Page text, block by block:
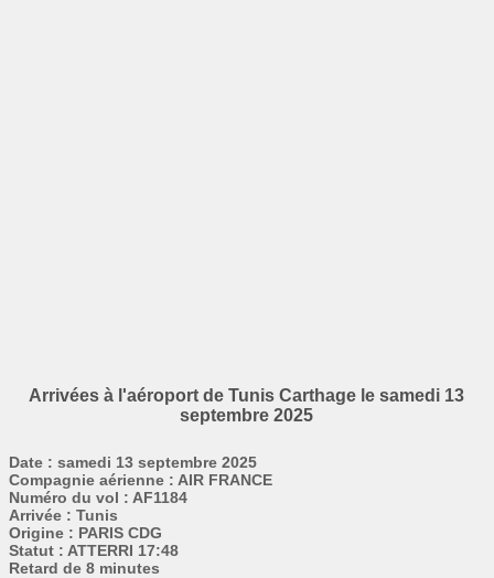
Arrivées à l'aéroport de Tunis Carthage le samedi 13
septembre 2025
Date : samedi 13 septembre 2025
Compagnie aérienne : AIR FRANCE
Numéro du vol : AF1184
Arrivée : Tunis
Origine : PARIS CDG
Statut : ATTERRI 17:48
Retard de 8 minutes